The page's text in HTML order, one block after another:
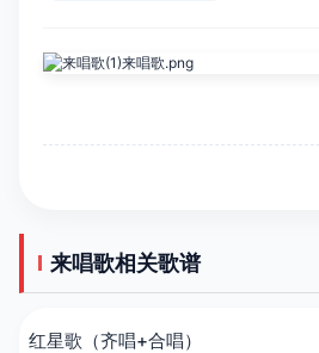
来唱歌相关歌谱
红星歌（齐唱+合唱）